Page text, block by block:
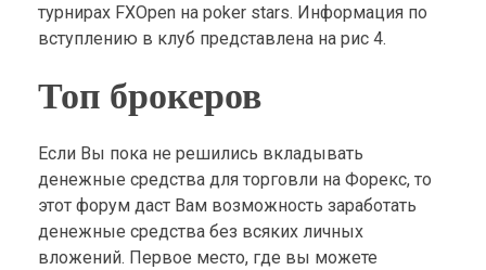
турнирах FXOpen на poker stars. Информация по
вступлению в клуб представлена на рис 4.
Топ брокеров
Если Вы пока не решились вкладывать
денежные средства для торговли на Форекс, то
этот форум даст Вам возможность заработать
денежные средства без всяких личных
вложений. Первое место, где вы можете